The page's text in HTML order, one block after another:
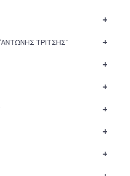
+
+
ΤΡΙΤΣΗΣ”
+
+
+
+
+